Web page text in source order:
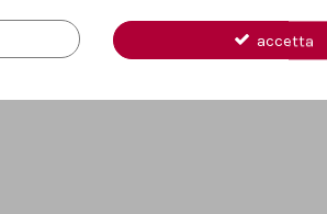
accetta